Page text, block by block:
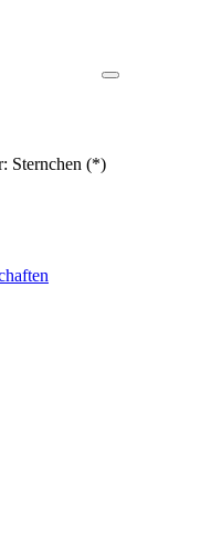
Sternchen (*)